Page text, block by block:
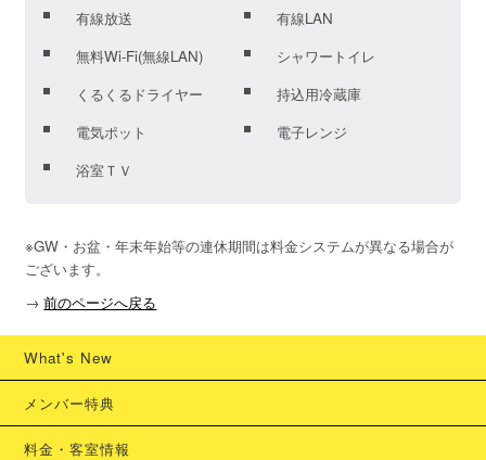
有線放送
有線LAN
無料Wi-Fi(無線LAN)
シャワートイレ
くるくるドライヤー
持込用冷蔵庫
電気ポット
電子レンジ
浴室ＴＶ
※GW・お盆・年末年始等の連休期間は料金システムが異なる場合が
ございます。
→ 前のページへ戻る
What's New
メンバー特典
料金・客室情報